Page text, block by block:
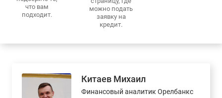
что вам
подходит.
можно подать
заявку на
кредит.
Китаев Михаил
Финансовый аналитик Орелбанкс